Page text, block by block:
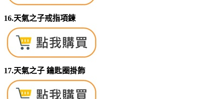
16.天氣之子戒指項鍊
17.天氣之子 鑰匙圈掛飾